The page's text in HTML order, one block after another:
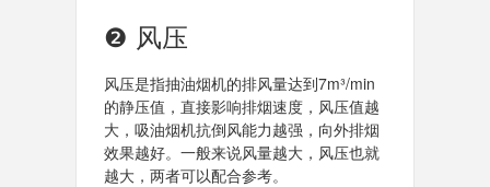
❷ 风压
风压是指抽油烟机的排风量达到7m³/min
的静压值，直接影响排烟速度，风压值越
大，吸油烟机抗倒风能力越强，向外排烟
效果越好。一般来说风量越大，风压也就
越大，两者可以配合参考。